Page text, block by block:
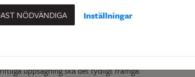
står det vilken hyrestid och uppsägningstid det är.
uppsägning ska det tydligt framgå:
NÖDVÄNDIGA Inställningar